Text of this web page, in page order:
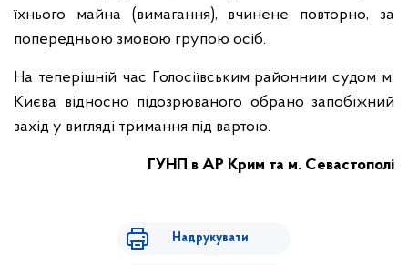
їхнього майна (вимагання), вчинене повторно, за
попередньою змовою групою осіб.
На теперішній час Голосіївським районним судом м.
Києва відносно підозрюваного обрано запобіжний
захід у вигляді тримання під вартою.
ГУНП в АР Крим та м. Севастополі
Надрукувати